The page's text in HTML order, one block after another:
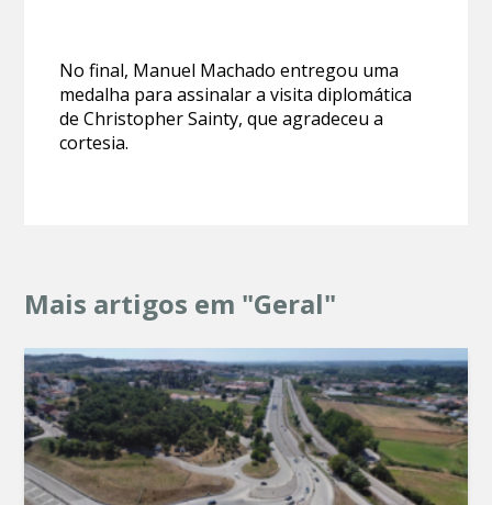
No final, Manuel Machado entregou uma
medalha para assinalar a visita diplomática
de Christopher Sainty, que agradeceu a
cortesia.
Mais artigos em "Geral"